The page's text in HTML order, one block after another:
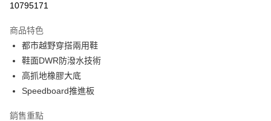
7-11取貨(快速到店)
每筆NT$100，滿NT$1,500(含以上)免運費
宅配-本島
每筆NT$100，滿NT$1,500(含以上)免運費
10795171
商品特色
都市越野穿搭兩用鞋
鞋面DWR防潑水技術
高抓地橡膠大底
Speedboard推進板
銷售重點